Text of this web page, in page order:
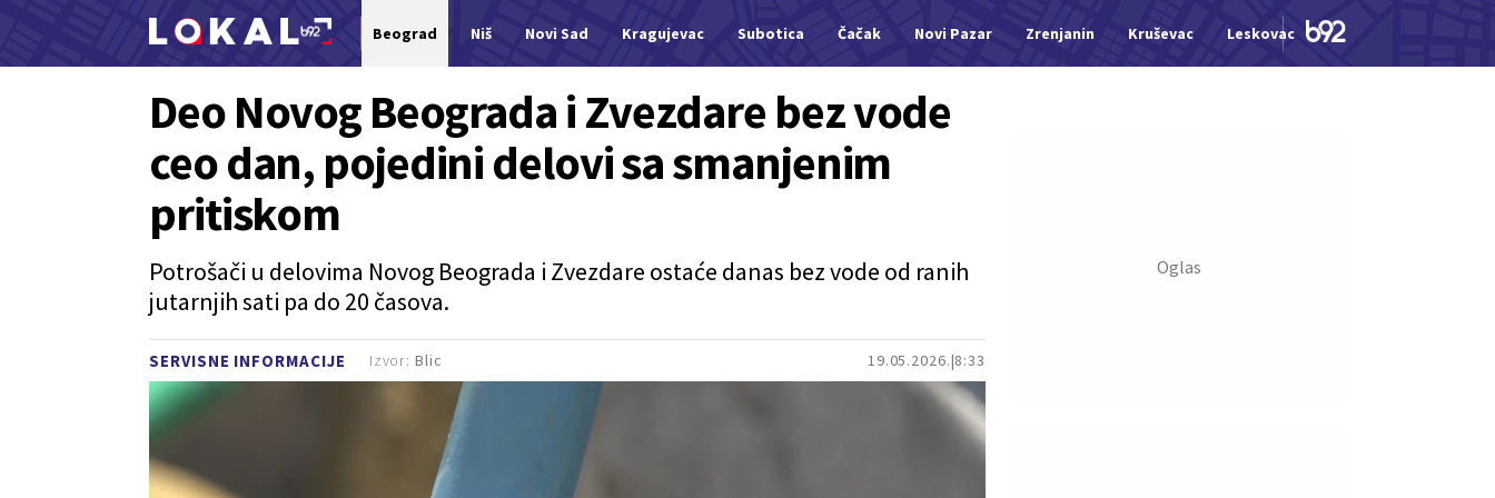
Beograd Niš Novi Sad Kragujevac Subotica Čačak Novi Pazar Zrenjanin Kruševac Leskovac Jagodina
SERVISNE INFORMACIJE 19.05.2026. 8:33
Deo Novog Beograda i Zvezdare bez vode
ceo dan, pojedini delovi sa smanjenim
pritiskom
Potrošači u delovima Novog Beograda i Zvezdare ostaće danas bez vode od ranih
jutarnjih sati pa do 20 časova.
Izvor: Blic